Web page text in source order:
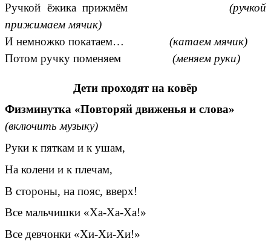
Ручкой ёжика прижмём (ручкой
прижимаем мячик)
И немножко покатаем…
(катаем мячик)
Потом ручку поменяем (меняем руки)
Дети проходят на ковёр
Физминутка «Повторяй движенья и слова»
(включить музыку)
Руки к пяткам и к ушам,
На колени и к плечам,
В стороны, на пояс, вверх!
Все мальчишки «Ха-Ха-Ха!»
Все девчонки «Хи-Хи-Хи!»